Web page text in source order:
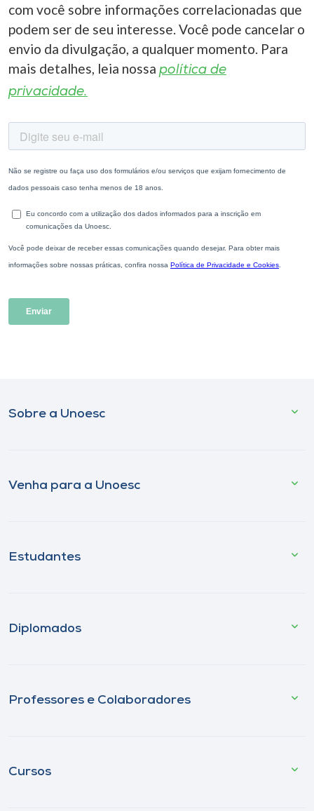
com você sobre informações correlacionadas que
podem ser de seu interesse. Você pode cancelar o
envio da divulgação, a qualquer momento. Para
mais detalhes, leia nossa política de
privacidade.
Sobre a Unoesc
Venha para a Unoesc
Estudantes
Diplomados
Professores e Colaboradores
Cursos